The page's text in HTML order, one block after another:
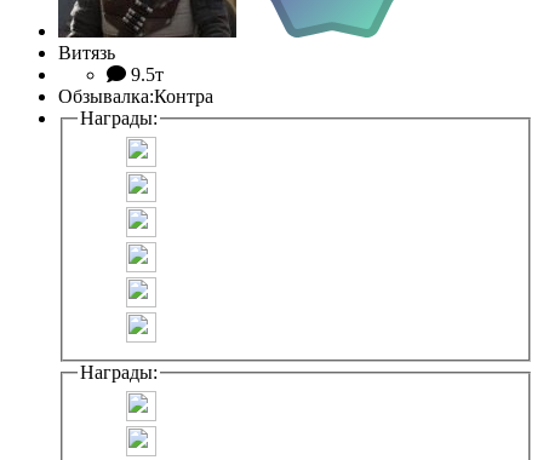
Витязь
9.5т
Обзывалка:Контра
Награды:
Награды: